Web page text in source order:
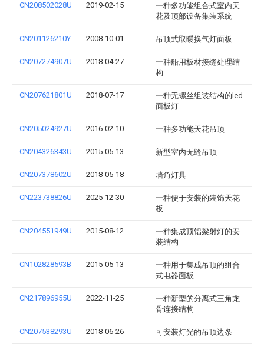
CN208502028U 2019-02-15
一种多功能组合式室内天
花及顶部设备集装系统
CN201126210Y 2008-10-01 吊顶式取暖换气灯面板
CN207274907U 2018-04-27
一种船用板材接缝处理结
构
CN207621801U 2018-07-17
一种无螺丝组装结构的led
面板灯
CN205024927U 2016-02-10 一种多功能天花吊顶
CN204326343U 2015-05-13 新型室内无缝吊顶
CN207378602U 2018-05-18 墙角灯具
CN223738826U 2025-12-30
一种便于安装的装饰天花
板
CN204551949U 2015-08-12
一种集成顶铝梁射灯的安
装结构
CN102828593B 2015-05-13
一种用于集成吊顶的组合
式电器面板
CN217896955U 2022-11-25
一种新型的分离式三角龙
骨连接结构
CN207538293U 2018-06-26 可安装灯光的吊顶边条